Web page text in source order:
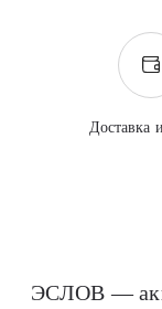
Доставка
ЭСЛОВ —